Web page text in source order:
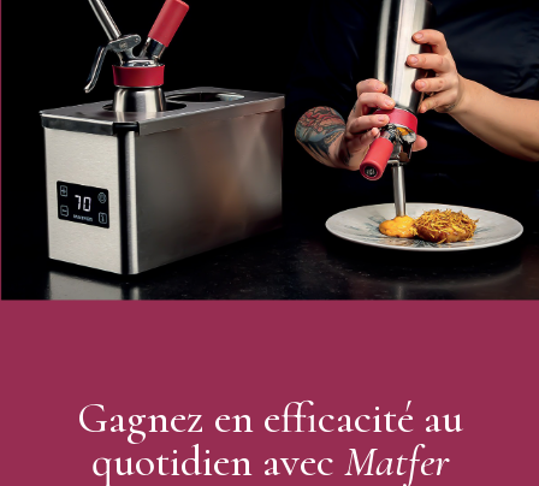
Gagnez en efficacité au
quotidien avec Matfer